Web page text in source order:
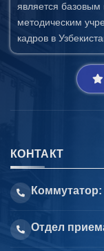
является
методическим
кадров в
КОНТАКТ
Коммутатор:
Отдел